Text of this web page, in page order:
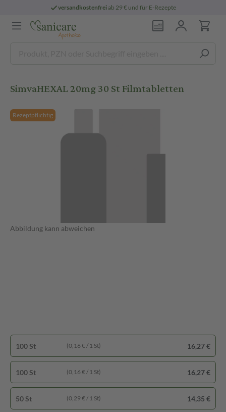
versandkostenfreiab 29 € und für E-Rezepte
SimvaHEXAL 20mg 30 St Filmtabletten
Rezeptpflichtig
Abbildung kann abweichen
100 St (0,16 € / 1 St) 16,27 €
100 St (0,16 € / 1 St) 16,27 €
50 St (0,29 € / 1 St) 14,35 €